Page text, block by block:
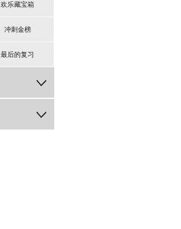
欢乐藏宝箱
冲刺金榜
最后的复习